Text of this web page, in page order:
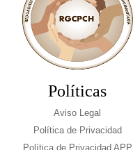
Políticas
Aviso Legal
Política de Privacidad
Política de Privacidad APP